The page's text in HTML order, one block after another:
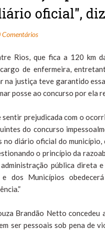
oficial",
Comentários
Rios, que fica a 120 km
de enfermeira,
na justiça teve garantido
posse ao concurso por ela
sentir prejudicada com o
do concurso
no diário oficial do
o princípio da
pública direta
dos Municípios
Brandão Netto
ser pessoais sob pena